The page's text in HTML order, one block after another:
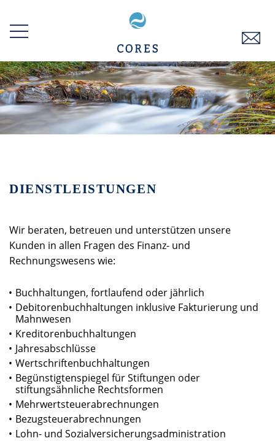
Inhalt
springen
DIENSTLEISTUNGEN
Wir beraten, betreuen und unterstützen unsere
Kunden in allen Fragen des Finanz- und
Rechnungswesens wie:
Buchhaltungen, fortlaufend oder jährlich
Debitorenbuchhaltungen inklusive Fakturierung und
Mahnwesen
Kreditorenbuchhaltungen
Jahresabschlüsse
Wertschriftenbuchhaltungen
Begünstigtenspiegel für Stiftungen oder
stiftungsähnliche Rechtsformen
Mehrwertsteuerabrechnungen
Bezugsteuerabrechnungen
Lohn- und Sozialversicherungsadministration